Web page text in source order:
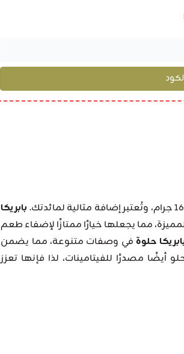
بابريكا
مما يجعلها خيارًا ممتازًا لإضفاء طعم
حلوةفي وصفات متنوعة، مما يضمن
أيضًا مصدرًا للفيتامينات، لذا فإنها تعزز